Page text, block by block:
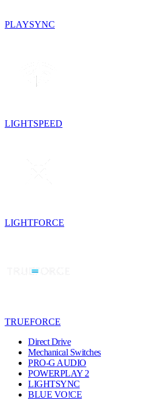
PLAYSYNC
LIGHTSPEED
LIGHTFORCE
TRUEFORCE
Direct Drive
Mechanical Switches
PRO-G AUDIO
POWERPLAY 2
LIGHTSYNC
BLUE VO!CE